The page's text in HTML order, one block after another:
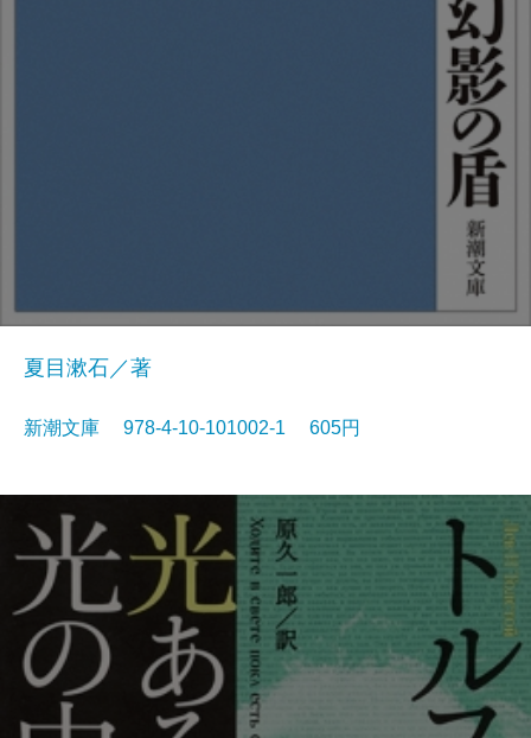
夏目漱石／著
新潮文庫 978-4-10-101002-1 605円